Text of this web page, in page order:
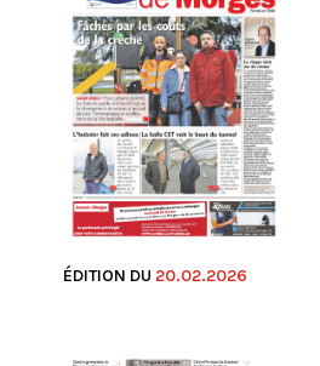
ÉDITION DU 20.02.2026